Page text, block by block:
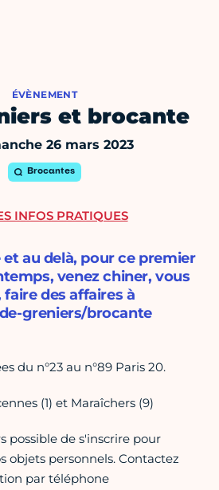
ÉVÈNEMENT
et brocante
26 mars 2023
Brocantes
au delà, pour ce premier
venez chiner, vous
des affaires à
greniers/brocante
du n°23 au n°89 Paris 20.
(1) et Maraîchers (9)
possible de s'inscrire pour
objets personnels. Contactez
par téléphone
INFOS PRATIQUES